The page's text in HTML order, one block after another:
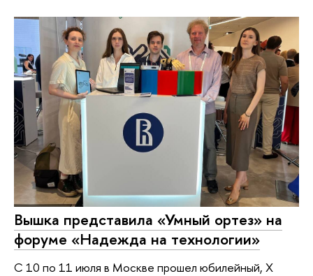
Вышка представила «Умный ортез» на
форуме «Надежда на технологии»
С 10 по 11 июля в Москве прошел юбилейный, X